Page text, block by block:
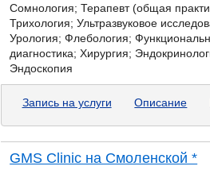
Сомнология; Терапевт (общая
Трихология; Ультразвуковое
Урология; Флебология;
диагностика; Хирургия;
Эндоскопия
Запись на услуги Описание
GMS Clinic на Смоленской *